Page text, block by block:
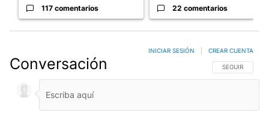
117 comentarios 22 comentarios
Conversación SIGA ESTA
SEGUIR
INICIAR SESIÓN CREAR CUENTA